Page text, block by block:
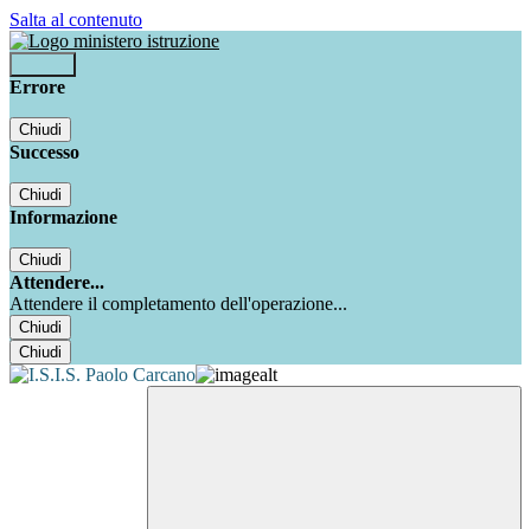
Salta al contenuto
Errore
Chiudi
Successo
Chiudi
Informazione
Chiudi
Attendere...
Attendere il completamento dell'operazione...
Chiudi
Chiudi